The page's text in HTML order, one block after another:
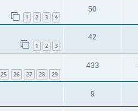
1 2 3 4
50
1 2 3
42
25 26 27 28 29
433
9